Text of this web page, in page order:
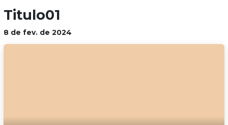
Titulo01
8 de fev. de 2024